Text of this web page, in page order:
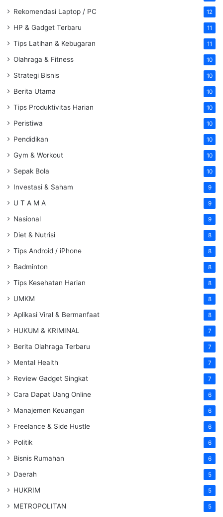
Rekomendasi Laptop / PC 12
HP & Gadget Terbaru 11
Tips Latihan & Kebugaran 11
Olahraga & Fitness 10
Strategi Bisnis 10
Berita Utama 10
Tips Produktivitas Harian 10
Peristiwa 10
Pendidikan 10
Gym & Workout 10
Sepak Bola 10
Investasi & Saham 9
U T A M A 9
Nasional 9
Diet & Nutrisi 8
Tips Android / iPhone 8
Badminton 8
Tips Kesehatan Harian 8
UMKM 8
Aplikasi Viral & Bermanfaat 8
HUKUM & KRIMINAL 7
Berita Olahraga Terbaru 7
Mental Health 7
Review Gadget Singkat 7
Cara Dapat Uang Online 6
Manajemen Keuangan 6
Freelance & Side Hustle 6
Politik 6
Bisnis Rumahan 6
Daerah 5
HUKRIM 5
METROPOLITAN 5